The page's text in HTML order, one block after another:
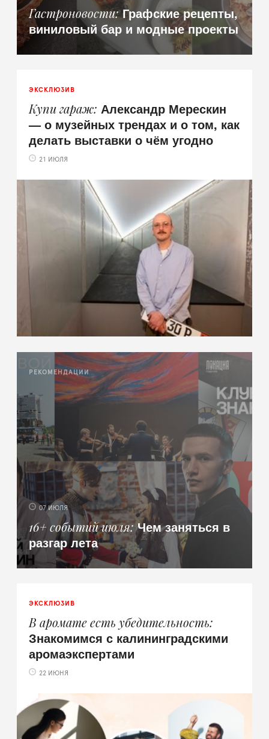
Гастроновости Графские рецепты,
виниловый бар и модные проекты
ЭКСКЛЮЗИВ
Купи гараж Александр Мерескин
— о музейных трендах и о том, как
делать выставки о чём угодно
21 ИЮЛЯ
РЕКОМЕНДАЦИИ
07 ИЮЛЯ
16+ событий июля Чем заняться в
разгар лета
ЭКСКЛЮЗИВ
В аромате есть убедительность
Знакомимся с калининградскими
аромаэкспертами
22 ИЮНЯ